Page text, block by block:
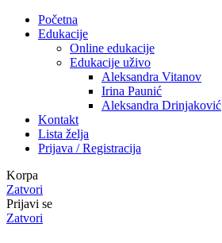
Početna
Edukacije
Online edukacije
Edukacije uživo
Aleksandra Vitanov
Irina Paunić
Aleksandra Drinjaković
Kontakt
Lista želja
Prijava / Registracija
Korpa
Zatvori
Prijavi se
Zatvori